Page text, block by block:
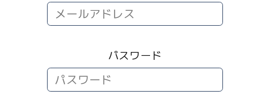
パスワード